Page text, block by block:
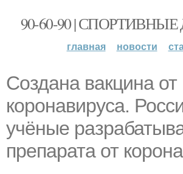
90-60-90 |
главная новости
Создана вакцина от
коронавируса.
учёные
препарата от